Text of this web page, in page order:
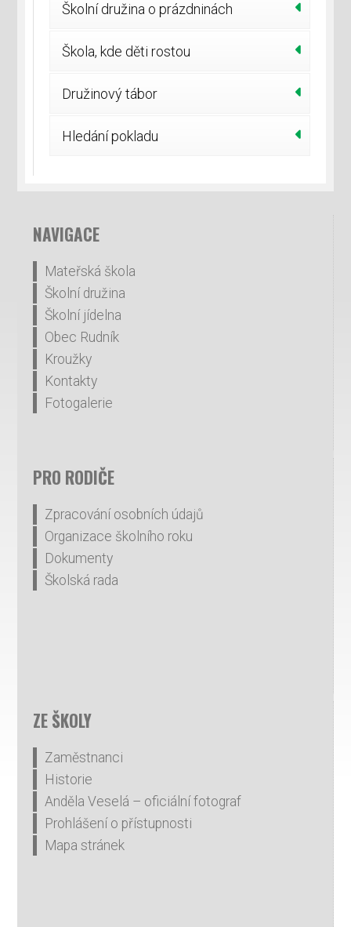
Školní družina o prázdninách
Škola, kde děti rostou
Družinový tábor
Hledání pokladu
NAVIGACE
Mateřská škola
Školní družina
Školní jídelna
Obec Rudník
Kroužky
Kontakty
Fotogalerie
PRO RODIČE
Zpracování osobních údajů
Organizace školního roku
Dokumenty
Školská rada
ZE ŠKOLY
Zaměstnanci
Historie
Anděla Veselá – oficiální fotograf
Prohlášení o přístupnosti
Mapa stránek